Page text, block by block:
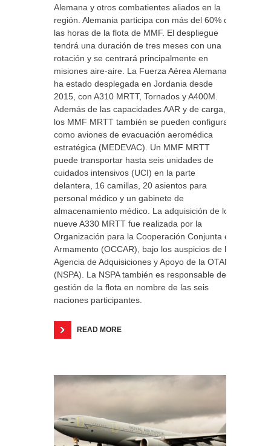
Alemana y otros combatientes aliados en la
región. Alemania participa con más del 60% de
las horas de la flota de MMF. El despliegue
tendrá una duración de tres meses con una
rotación y se centrará principalmente en
misiones aire-aire. La Fuerza Aérea Alemana
ha estado desplegada en Jordania desde
2015, con A310 MRTT, Tornados y A400M.
Además de las capacidades AAR y de carga,
los MMF MRTT también se pueden configurar
como aviones de evacuación aeromédica
estratégica (MEDEVAC). Un MMF MRTT
puede transportar hasta seis unidades de
cuidados intensivos (UCI) en la parte
delantera, 16 camillas, 20 asientos para
personal médico y un gabinete de
almacenamiento médico. La adquisición de los
nueve A330 MRTT fue realizada por la
Organización para la Cooperación Conjunta en
Armamento (OCCAR), bajo los auspicios de la
Agencia de Adquisiciones y Apoyo de la OTAN
(NSPA). La NSPA también es responsable de la
gestión de la flota en nombre de las seis
naciones participantes.
READ MORE